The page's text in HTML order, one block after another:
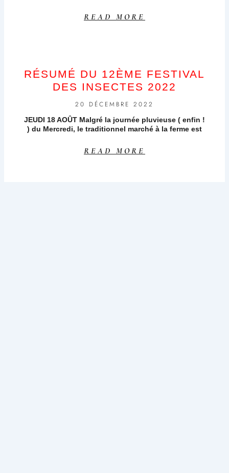
READ MORE
RÉSUMÉ DU 12ÈME FESTIVAL
DES INSECTES 2022
20 DÉCEMBRE 2022
JEUDI 18 AOÛT Malgré la journée pluvieuse ( enfin !
) du Mercredi, le traditionnel marché à la ferme est
READ MORE